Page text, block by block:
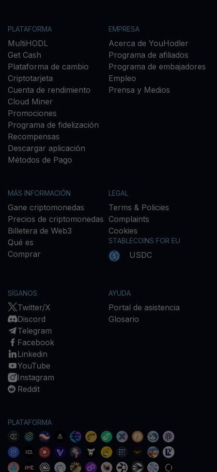
PLATAFORMA
MultiHODL
Get Cash
Plataforma de cambio
Criptotarjeta
Cuenta de rendimiento
Cloud Miner
Promociones
Programa de fidelización
Recompensas
Descargar aplicación
Métodos de Pago
EMPRESA
Acerca de YouHodler
Programa de afiliados
Programa de embajadores
Empleo
Prensa y Medios
MÁS INFORMACIÓN
Gane criptomonedas
Precios de criptomonedas
Billetera de Web3
Qué es
Comprar
LEGAL
Terms & Policies
Complaints
Cookies
STABLECOINS FOR EU
USDC
SÍGANOS
Twitter/X
Discord
Telegram
Facebook
Linkedin
YouTube
Instagram
Reddit
AYUDA
Portal de asistencia
Glosario
PLATAFORMA